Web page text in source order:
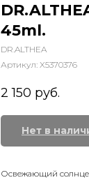
45ml.
DR.ALTHEA
Артикул: X5370376
2 150 руб.
Нет в
Освежающий